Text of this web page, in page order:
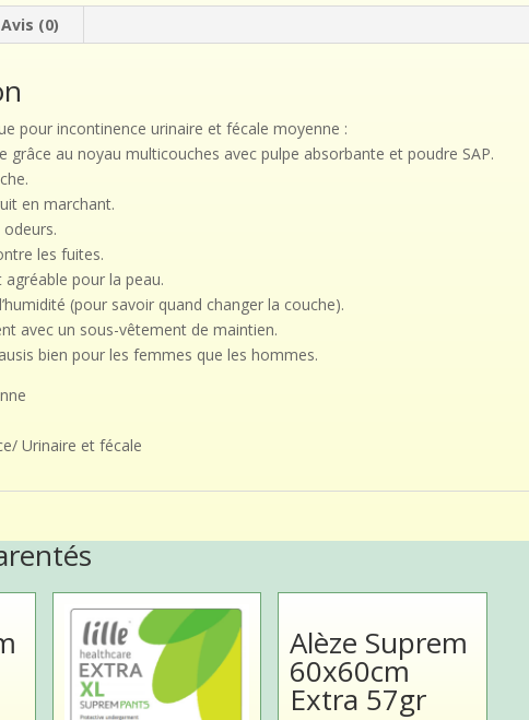
Avis (0)
pour incontinence urinaire et fécale moyenne :
grâce au noyau multicouches avec pulpe absorbante et poudre SAP.
en marchant.
les fuites.
agréable pour la peau.
(pour savoir quand changer la couche).
avec un sous-vêtement de maintien.
bien pour les femmes que les hommes.
Urinaire et fécale
Alèze Suprem
60x60cm
Extra 57gr